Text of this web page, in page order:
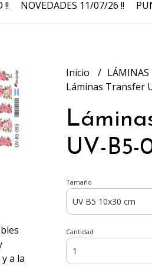
!! NOVEDADES 11/07/26 !!
a la
Inicio LÁMINAS
Láminas Transfer
UV-B5-
Tamaño
Cantidad